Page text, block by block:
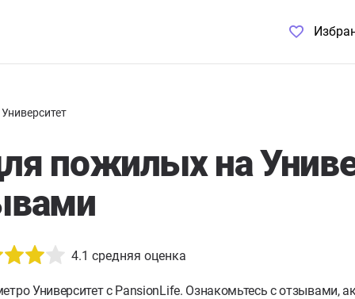
Университет
пожилых на
4.1 средняя оценка
Университет с PansionLife. Ознакомьтесь с отзывами,